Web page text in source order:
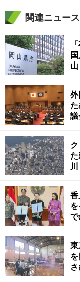
関連ニュース
山
外
議
川
で
東